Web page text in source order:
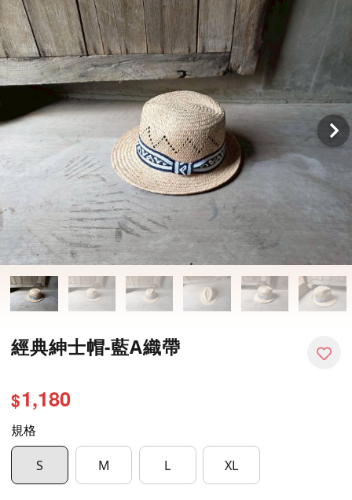
經典紳士帽-藍A織帶
$1,180
規格
S M L XL